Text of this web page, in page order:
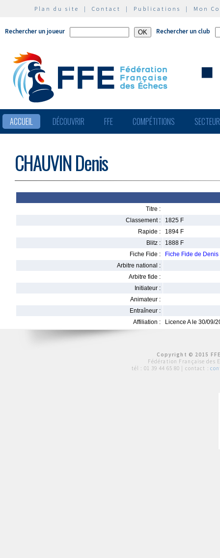
Plan du site | Contact | Publications | Mon
Rechercher un joueur Rechercher un club
ACCUEIL DÉCOUVRIR FFE COMPÉTITIONS
CHAUVIN Denis
Titre :
Classement :
1825 F
Rapide :
1894 F
Blitz :
1888 F
Fiche Fide :
Fiche Fide de
Arbitre national :
Arbitre fide :
Initiateur :
Animateur :
Entraîneur :
Affiliation :
Licence A le 30/09/
Copyright © 2015
Fédération Française des
tél : 01 39 44 65 80 | contact :